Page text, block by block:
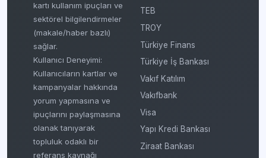
kartı kullanım ipuçları ve
sektörel bilgilendirmeler
(makale/haber bazlı)
sağlar.
Kullanıcı Deneyimi:
Kullanıcıların kartlar ve
kampanyalar hakkında
yorum yapmasına ve
ipuçlarını paylaşmasına
olanak tanıyarak
topluluk odaklı bir
referans kaynağı
TEB
TROY
Türkiye Finans
Türkiye İş Bankası
Vakıf Katılım
Vakıfbank
Visa
Yapı Kredi Bankası
Ziraat Bankası